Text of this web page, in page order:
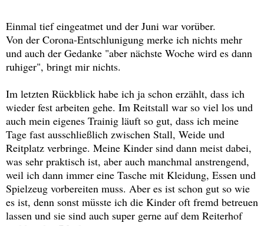
Einmal tief eingeatmet und der Juni war vorüber.
Von der Corona-Entschlunigung merke ich nichts mehr
und auch der Gedanke "aber nächste Woche wird es dann
ruhiger", bringt mir nichts.
Im letzten Rückblick habe ich ja schon erzählt, dass ich
wieder fest arbeiten gehe. Im Reitstall war so viel los und
auch mein eigenes Trainig läuft so gut, dass ich meine
Tage fast ausschließlich zwischen Stall, Weide und
Reitplatz verbringe. Meine Kinder sind dann meist dabei,
was sehr praktisch ist, aber auch manchmal anstrengend,
weil ich dann immer eine Tasche mit Kleidung, Essen und
Spielzeug vorbereiten muss. Aber es ist schon gut so wie
es ist, denn sonst müsste ich die Kinder oft fremd betreuen
lassen und sie sind auch super gerne auf dem Reiterhof